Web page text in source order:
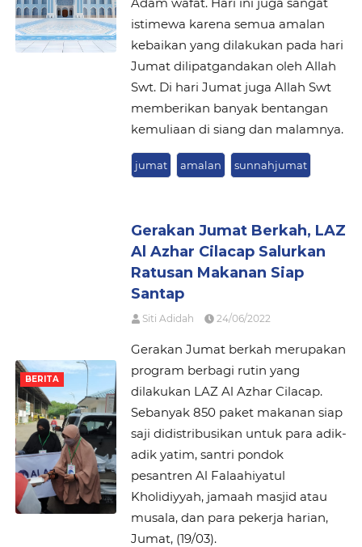
istimewa karena semua amalan
kebaikan yang dilakukan pada hari
Jumat dilipatgandakan oleh Allah
Swt. Di hari Jumat juga Allah Swt
memberikan banyak bentangan
kemuliaan di siang dan malamnya.
jumat amalan sunnahjumat
BERITA
Gerakan Jumat Berkah, LAZ
Al Azhar Cilacap Salurkan
Ratusan Makanan Siap
Santap
Siti Adidah 24/06/2022
Gerakan Jumat berkah merupakan
program berbagi rutin yang
dilakukan LAZ Al Azhar Cilacap.
Sebanyak 850 paket makanan siap
saji didistribusikan untuk para adik-
adik yatim, santri pondok
pesantren Al Falaahiyatul
Kholidiyyah, jamaah masjid atau
musala, dan para pekerja harian,
Jumat, (19/03).